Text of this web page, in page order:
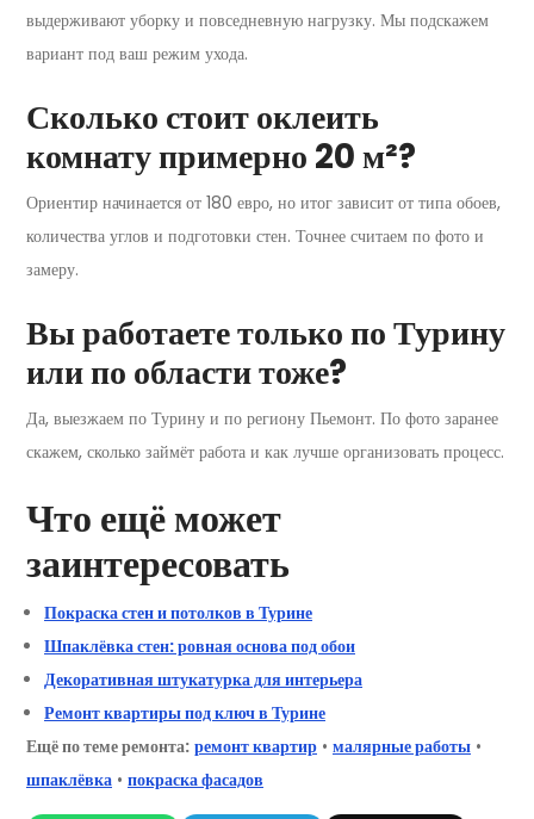
выдерживают уборку и повседневную нагрузку. Мы подскажем
вариант под ваш режим ухода.
Сколько стоит оклеить
комнату примерно 20 м²?
Ориентир начинается от 180 евро, но итог зависит от типа обоев,
количества углов и подготовки стен. Точнее считаем по фото и
замеру.
Вы работаете только по Турину
или по области тоже?
Да, выезжаем по Турину и по региону Пьемонт. По фото заранее
скажем, сколько займёт работа и как лучше организовать процесс.
Что ещё может
заинтересовать
Покраска стен и потолков в Турине
Шпаклёвка стен: ровная основа под обои
Декоративная штукатурка для интерьера
Ремонт квартиры под ключ в Турине
Ещё по теме ремонта: ремонт квартир • малярные работы •
шпаклёвка • покраска фасадов